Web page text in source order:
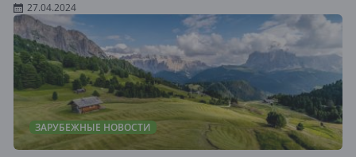
27.04.2024
ЗАРУБЕЖНЫЕ НОВОСТИ